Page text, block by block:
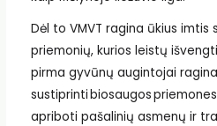
Dėl to VMVT ragina ūkius imtis
priemonių, kurios leistų
pirma gyvūnų augintojai
sustiprinti biosaugos
apriboti pašalinių asmenų ir